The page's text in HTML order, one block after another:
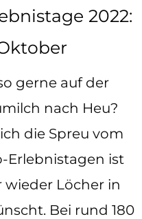
2022:
gerne auf der
nach Heu?
die Spreu vom
Erlebnistagen ist
Löcher in
Bei rund 180